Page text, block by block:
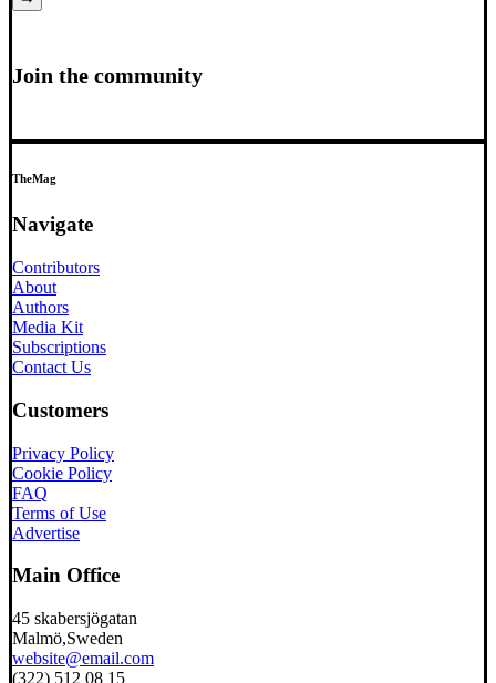
Join the community
TheMag
Navigate
Contributors
About
Authors
Media Kit
Subscriptions
Contact Us
Customers
Privacy Policy
Cookie Policy
FAQ
Terms of Use
Advertise
Main Office
45 skabersjögatan
Malmö,Sweden
website@email.com
(322) 512 08 15